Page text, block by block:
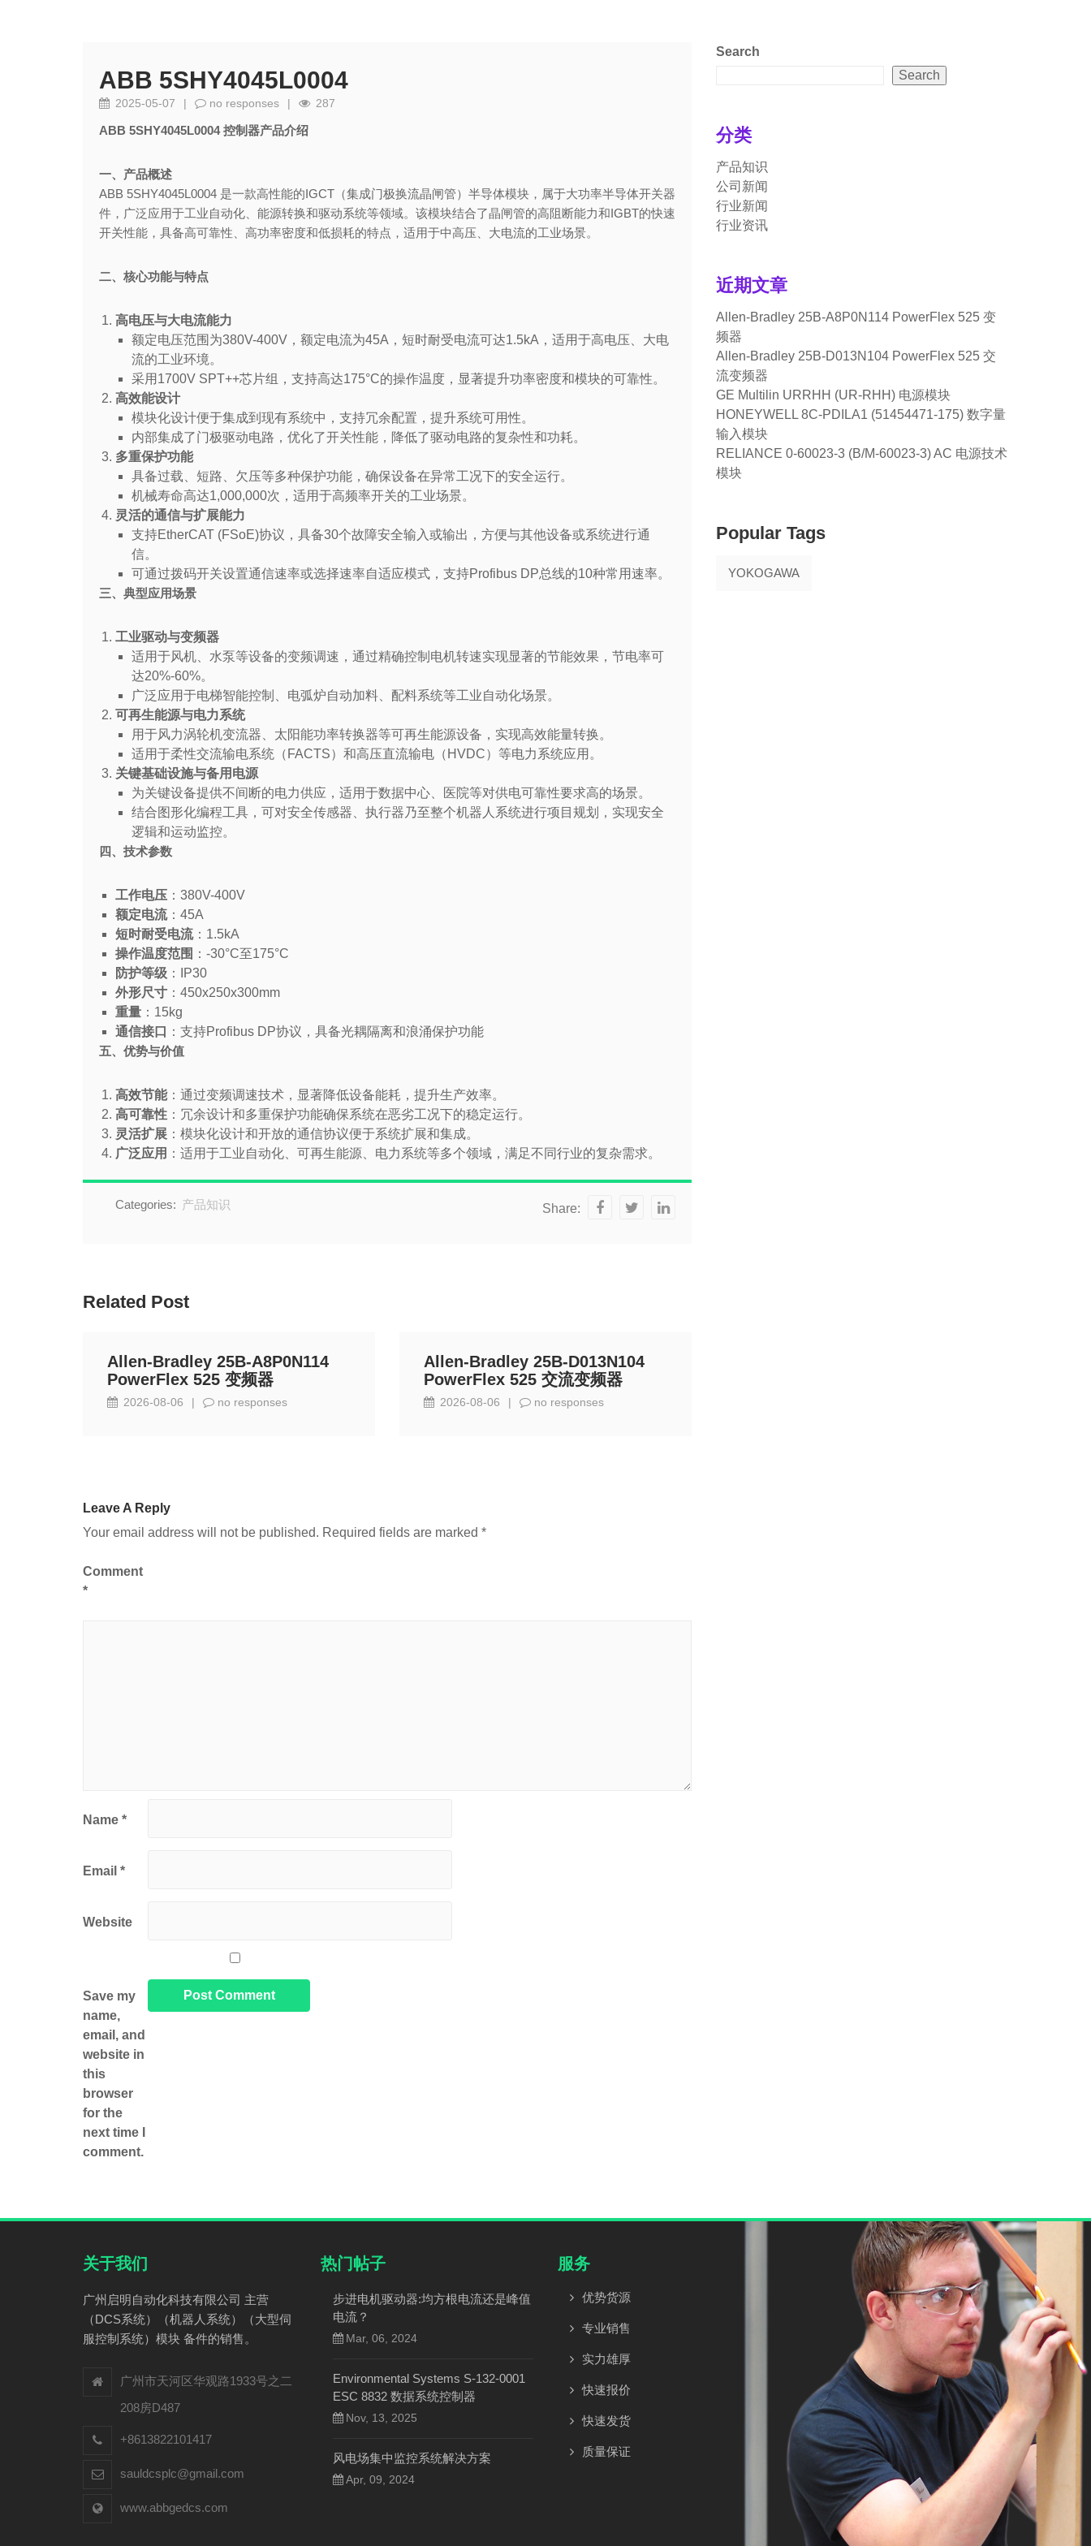
ABB 5SHY4045L0004
2025-05-07 | no responses | 287
ABB 5SHY4045L0004 控制器产品介绍
一、产品概述
ABB 5SHY4045L0004 是一款高性能的IGCT（集成门极换流晶闸管）半导体模块，属于大功率半导体开关器
件，广泛应用于工业自动化、能源转换和驱动系统等领域。该模块结合了晶闸管的高阻断能力和IGBT的快速
开关性能，具备高可靠性、高功率密度和低损耗的特点，适用于中高压、大电流的工业场景。
二、核心功能与特点
高电压与大电流能力
额定电压范围为380V-400V，额定电流为45A，短时耐受电流可达1.5kA，适用于高电压、大电
流的工业环境。
采用1700V SPT++芯片组，支持高达175°C的操作温度，显著提升功率密度和模块的可靠性。
高效能设计
模块化设计便于集成到现有系统中，支持冗余配置，提升系统可用性。
内部集成了门极驱动电路，优化了开关性能，降低了驱动电路的复杂性和功耗。
多重保护功能
具备过载、短路、欠压等多种保护功能，确保设备在异常工况下的安全运行。
机械寿命高达1,000,000次，适用于高频率开关的工业场景。
灵活的通信与扩展能力
支持EtherCAT (FSoE)协议，具备30个故障安全输入或输出，方便与其他设备或系统进行通
信。
可通过拨码开关设置通信速率或选择速率自适应模式，支持Profibus DP总线的10种常用速率。
三、典型应用场景
工业驱动与变频器
适用于风机、水泵等设备的变频调速，通过精确控制电机转速实现显著的节能效果，节电率可
达20%-60%。
广泛应用于电梯智能控制、电弧炉自动加料、配料系统等工业自动化场景。
可再生能源与电力系统
用于风力涡轮机变流器、太阳能功率转换器等可再生能源设备，实现高效能量转换。
适用于柔性交流输电系统（FACTS）和高压直流输电（HVDC）等电力系统应用。
关键基础设施与备用电源
为关键设备提供不间断的电力供应，适用于数据中心、医院等对供电可靠性要求高的场景。
结合图形化编程工具，可对安全传感器、执行器乃至整个机器人系统进行项目规划，实现安全
逻辑和运动监控。
四、技术参数
工作电压 ：380V-400V
额定电流：45A
短时耐受电流：1.5kA
操作温度范围 ：-30°C至175°C
防护等级 ：IP30
外形尺寸 ：450x250x300mm
重量 ：15kg
通信接口
：支持Profibus DP协议，具备光耦隔离和浪涌保护功能
五、优势与价值
高效节能：通过变频调速技术，显著降低设备能耗，提升生产效率。
高可靠性 ：冗余设计和多重保护功能确保系统在恶劣工况下的稳定运行。
灵活扩展 ：模块化设计和开放的通信协议便于系统扩展和集成。
广泛应用 ：适用于工业自动化、可再生能源、电力系统等多个领域，满足不同行业的复杂需求。
Categories: 产品知识 Share:
Related Post
Allen-Bradley 25B-A8P0N114
PowerFlex 525 变频器
2026-08-06 | no responses
Allen-Bradley 25B-D013N104
PowerFlex 525 交流变频器
2026-08-06 | no responses
Leave A Reply
Your email address will not be published. Required fields are marked *
Comment
*
Name *
Email *
Website
Save my
name,
email, and
website in
this
browser
for the
next time I
comment.
Search
Search
分类
产品知识
公司新闻
行业新闻
行业资讯
近期文章
Allen-Bradley 25B-A8P0N114 PowerFlex 525 变
频器
Allen-Bradley 25B-D013N104 PowerFlex 525 交
流变频器
GE Multilin URRHH (UR-RHH) 电源模块
HONEYWELL 8C-PDILA1 (51454471-175) 数字量
输入模块
RELIANCE 0-60023-3 (B/M-60023-3) AC 电源技术
模块
Popular Tags
YOKOGAWA
关于我们
广州启明自动化科技有限公司 主营
（DCS系统）（机器人系统）（大型伺
服控制系统）模块 备件的销售。
广州市天河区华观路1933号之二
208房D487
+8613822101417
sauldcsplc@gmail.com
www.abbgedcs.com
热门帖子
步进电机驱动器:均方根电流还是峰值
电流？
Mar, 06, 2024
Environmental Systems S-132-0001
ESC 8832 数据系统控制器
Nov, 13, 2025
风电场集中监控系统解决方案
Apr, 09, 2024
服务
优势货源
专业销售
实力雄厚
快速报价
快速发货
质量保证